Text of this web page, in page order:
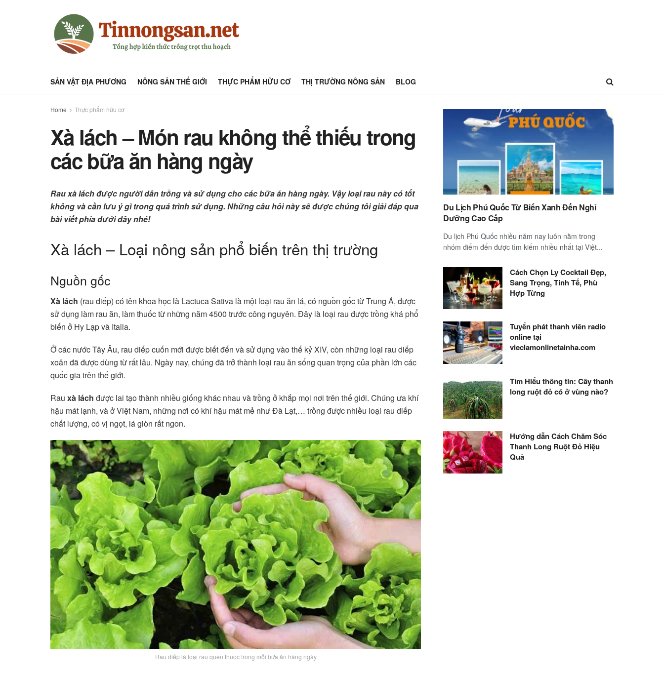
SẢN VẬT ĐỊA PHƯƠNG NÔNG SẢN THẾ GIỚI THỰC PHẨM HỮU CƠ THỊ TRƯỜNG NÔNG SẢN BLOG
Home Thực phẩm hữu cơ
Xà lách – Món rau không thể thiếu trong
các bữa ăn hàng ngày
Rau xà lách được người dân trồng và sử dụng cho các bữa ăn hàng ngày. Vậy loại rau này có tốt
không và cần lưu ý gì trong quá trình sử dụng. Những câu hỏi này sẽ được chúng tôi giải đáp qua
bài viết phía dưới đây nhé!
Xà lách – Loại nông sản phổ biến trên thị trường
Nguồn gốc
Xà lách (rau diếp) có tên khoa học là Lactuca Sativa là một loại rau ăn lá, có nguồn gốc từ Trung Á, được
sử dụng làm rau ăn, làm thuốc từ những năm 4500 trước công nguyên. Đây là loại rau được trồng khá phổ
biến ở Hy Lạp và Italia.
Ở các nước Tây Âu, rau diếp cuốn mới được biết đến và sử dụng vào thế kỷ XIV, còn những loại rau diếp
xoăn đã được dùng từ rất lâu. Ngày nay, chúng đã trở thành loại rau ăn sống quan trọng của phần lớn các
quốc gia trên thế giới.
Rau xà lách được lai tạo thành nhiều giống khác nhau và trồng ở khắp mọi nơi trên thế giới. Chúng ưa khí
hậu mát lạnh, và ở Việt Nam, những nơi có khí hậu mát mẻ như Đà Lạt,… trồng được nhiều loại rau diếp
chất lượng, có vị ngọt, lá giòn rất ngon.
Rau diếp là loại rau quen thuộc trong mỗi bữa ăn hàng ngày
Du Lịch Phú Quốc Từ Biển Xanh Đến Nghỉ
Dưỡng Cao Cấp
Du lịch Phú Quốc nhiều năm nay luôn nằm trong
nhóm điểm đến được tìm kiếm nhiều nhất tại Việt...
Cách Chọn Ly Cocktail Đẹp,
Sang Trọng, Tinh Tế, Phù
Hợp Từng
Tuyển phát thanh viên radio
online tại
vieclamonlinetainha.com
Tìm Hiểu thông tin: Cây thanh
long ruột đỏ có ở vùng nào?
Hướng dẫn Cách Chăm Sóc
Thanh Long Ruột Đỏ Hiệu
Quả